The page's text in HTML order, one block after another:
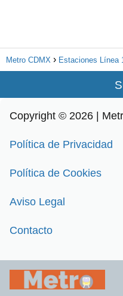
Metro CDMX Estaciones Línea
Copyright © 2026 |
Política de Privacidad
Política de Cookies
Aviso Legal
Contacto